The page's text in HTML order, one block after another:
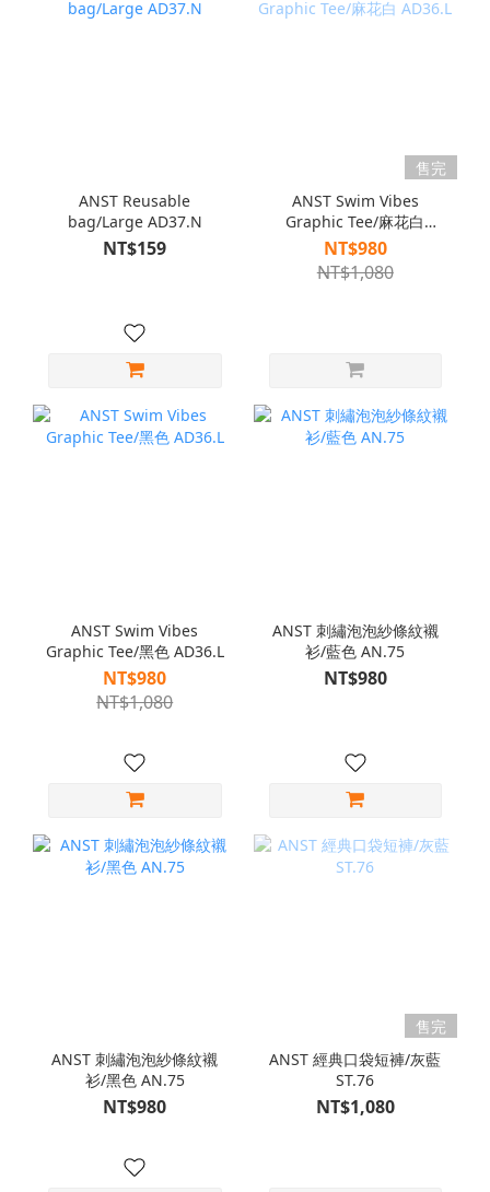
ANST Reusable
bag/Large AD37.N
NT$159
售完
ANST Swim Vibes
Graphic Tee/麻花白
AD36.L
NT$980
NT$1,080
ANST Swim Vibes
Graphic Tee/黑色 AD36.L
NT$980
NT$1,080
ANST 刺繡泡泡紗條紋襯
衫/藍色 AN.75
NT$980
ANST 刺繡泡泡紗條紋襯
衫/黑色 AN.75
NT$980
售完
ANST 經典口袋短褲/灰藍
ST.76
NT$1,080